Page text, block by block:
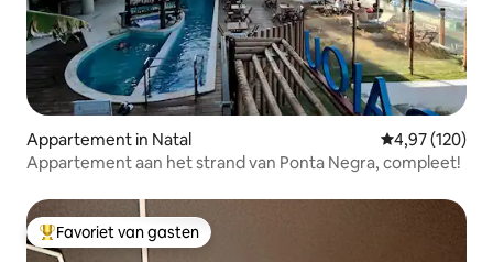
Appartement in Natal Gemiddelde
4,97 (120)
Appartement aan het strand van Ponta Negra, compleet!
Topfavoriet van gasten
Favoriet van gasten